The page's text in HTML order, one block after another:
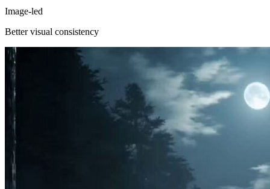
Image-led
Better visual consistency